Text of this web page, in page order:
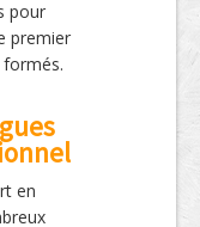
pour
premier
en